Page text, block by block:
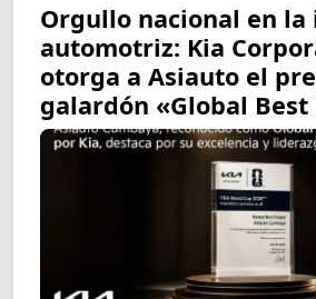
Orgullo nacional en
automotriz: Kia
otorga a Asiauto el
galardón «Global Best